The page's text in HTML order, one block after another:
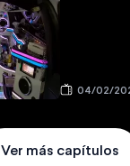
04/02/
Ver más capítulos